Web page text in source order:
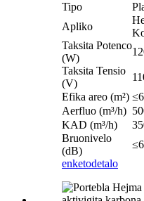
Tipo
Apliko
Taksita Potenco
(W)
Taksita Tensio
(V)
Efika areo (m²)
Aerfluo (m³/h)
KAD (m³/h)
Bruonivelo
(dB)
enketodetalo